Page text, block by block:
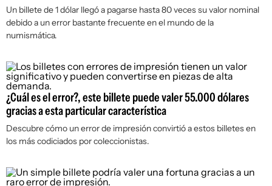
Un billete de 1 dólar llegó a pagarse hasta 80 veces su valor nominal
debido a un error bastante frecuente en el mundo de la
numismática.
¿Cuál es el error?, este billete puede valer 55.000 dólares
gracias a esta particular característica
Descubre cómo un error de impresión convirtió a estos billetes en
los más codiciados por coleccionistas.